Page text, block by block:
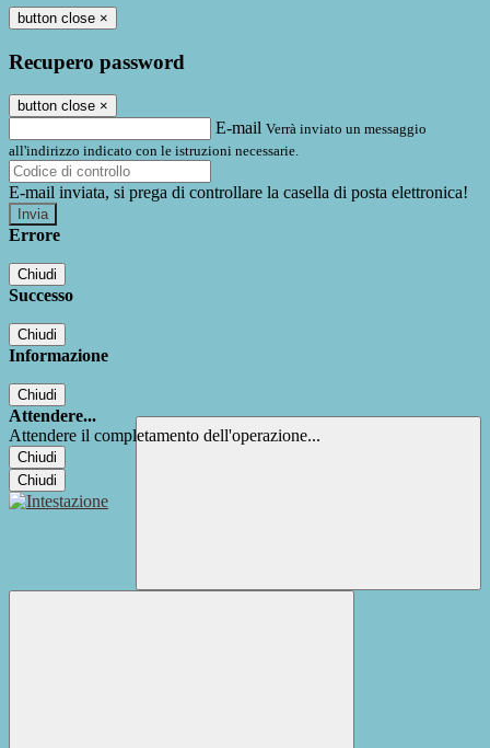
button close ×
Recupero password
button close ×
E-mail Verrà inviato un messaggio
all'indirizzo indicato con le istruzioni necessarie.
E-mail inviata, si prega di controllare la casella di posta elettronica!
Errore
Chiudi
Successo
Chiudi
Informazione
Chiudi
Attendere...
Attendere il completamento dell'operazione...
Chiudi
Chiudi